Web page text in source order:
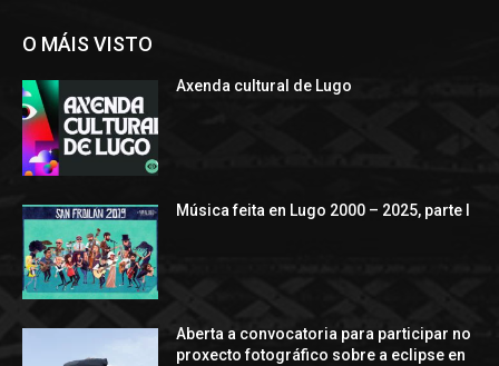
O MÁIS VISTO
Axenda cultural de Lugo
Música feita en Lugo 2000 – 2025, parte I
Aberta a convocatoria para participar no
proxecto fotográfico sobre a eclipse en